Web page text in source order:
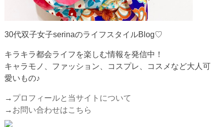
30代双子女子serinaのライフスタイルBlog♡
キラキラ都会ライフを楽しむ情報を発信中！
キャラモノ、ファッション、コスプレ、コスメなど大人可
愛いもの♪
→ プロフィールと当サイトについて
→ お問い合わせはこちら